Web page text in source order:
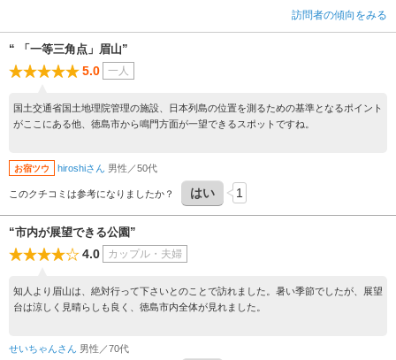
訪問者の傾向をみる
“ 「一等三角点」眉山”
5.0 一人
国土交通省国土地理院管理の施設、日本列島の位置を測るための基準となるポイント
がここにある他、徳島市から鳴門方面が一望できるスポットですね。
お宿ツウ hiroshiさん 男性／50代
このクチコミは参考になりましたか？ はい 1
“市内が展望できる公園”
4.0 カップル・夫婦
知人より眉山は、絶対行って下さいとのことで訪れました。暑い季節でしたが、展望
台は涼しく見晴らしも良く、徳島市内全体が見れました。
せいちゃんさん 男性／70代